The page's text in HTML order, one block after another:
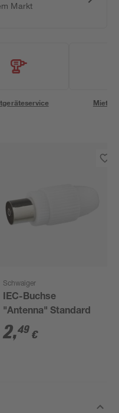
Markt
Schwaiger
IEC-Buchse
"Antenna" Standard
2,49 €